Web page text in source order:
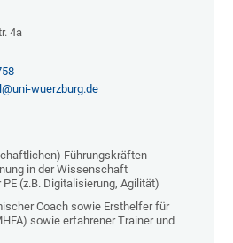
4a
wuerzburg.de
Führungskräften
in der Wissenschaft
(z.B. Digitalisierung, Agilität)
Coach sowie Ersthelfer für
sowie erfahrener Trainer und